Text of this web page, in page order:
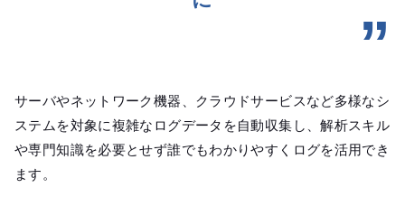
サーバやネットワーク機器、クラウドサービスなど多様なシ
ステムを対象に複雑なログデータを自動収集し、解析スキル
や専門知識を必要とせず誰でもわかりやすくログを活用でき
ます。